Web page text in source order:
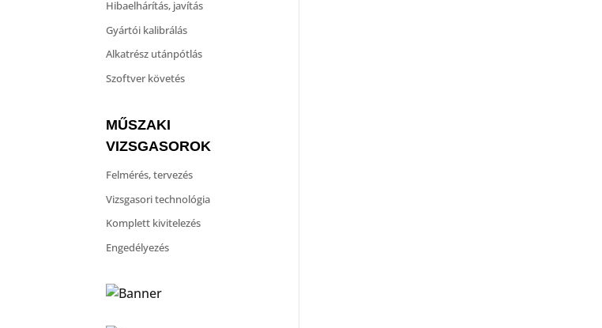
Hibaelhárítás, javítás
Gyártói kalibrálás
Alkatrész utánpótlás
Szoftver követés
MŰSZAKI
VIZSGASOROK
Felmérés, tervezés
Vizsgasori technológia
Komplett kivitelezés
Engedélyezés